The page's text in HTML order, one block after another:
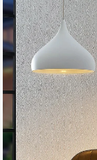
images
gallery